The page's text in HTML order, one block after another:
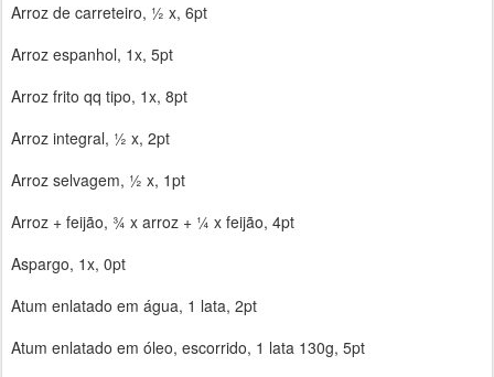
Arroz de carreteiro, ½ x, 6pt
Arroz espanhol, 1x, 5pt
Arroz frito qq tipo, 1x, 8pt
Arroz integral, ½ x, 2pt
Arroz selvagem, ½ x, 1pt
Arroz + feijão, ¾ x arroz + ¼ x feijão, 4pt
Aspargo, 1x, 0pt
Atum enlatado em água, 1 lata, 2pt
Atum enlatado em óleo, escorrido, 1 lata 130g, 5pt